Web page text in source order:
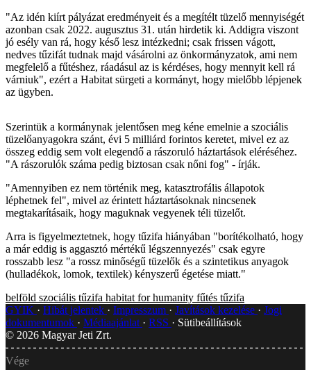
"Az idén kiírt pályázat eredményeit és a megítélt tüzelő mennyiségét
azonban csak 2022. augusztus 31. után hirdetik ki. Addigra viszont
jó esély van rá, hogy késő lesz intézkedni; csak frissen vágott,
nedves tűzifát tudnak majd vásárolni az önkormányzatok, ami nem
megfelelő a fűtéshez, ráadásul az is kérdéses, hogy mennyit kell rá
várniuk", ezért a Habitat sürgeti a kormányt, hogy mielőbb lépjenek
az ügyben.
Szerintük a kormánynak jelentősen meg kéne emelnie a szociális
tüzelőanyagokra szánt, évi 5 milliárd forintos keretet, mivel ez az
összeg eddig sem volt elegendő a rászoruló háztartások eléréséhez.
"A rászorulók száma pedig biztosan csak nőni fog" - írják.
"Amennyiben ez nem történik meg, katasztrofális állapotok
léphetnek fel", mivel az érintett háztartásoknak nincsenek
megtakarításaik, hogy maguknak vegyenek téli tüzelőt.
Arra is figyelmeztetnek, hogy tűzifa hiányában "borítékolható, hogy
a már eddig is aggasztó mértékű légszennyezés" csak egyre
rosszabb lesz "a rossz minőségű tüzelők és a szintetikus anyagok
(hulladékok, lomok, textilek) kényszerű égetése miatt."
belföld szociális tűzifa habitat for humanity fűtés tűzifa
GYIK
Hibát jelentek Impresszum Javítások kezelése
Jogi
dokumentumok
Médiaajánlat RSS
Sütibeállítások
© 2026 Magyar Jeti Zrt.
Vége